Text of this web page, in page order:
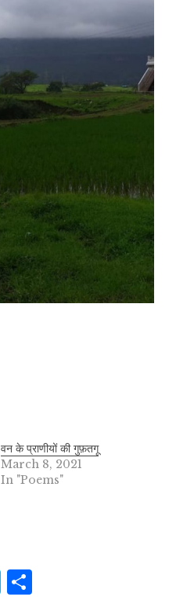
वन के प्राणीयों की गुफ़तगू
March 8, 2021
In "Poems"
T